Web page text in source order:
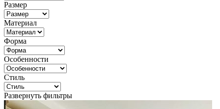
Размер
Материал
Форма
Особенности
Стиль
Развернуть фильтры